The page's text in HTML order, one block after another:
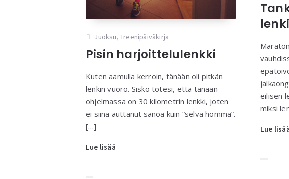
Juoksu,Treenipäiväkirja
Pisin harjoittelulenkki
Kuten aamulla kerroin, tänään oli pitkän
lenkin vuoro. Sisko totesi, että tänään
ohjelmassa on 30 kilometrin lenkki, joten
ei siinä auttanut sanoa kuin “selvä homma”.
[…]
Lue lisää
eilisen
miksi
Lue